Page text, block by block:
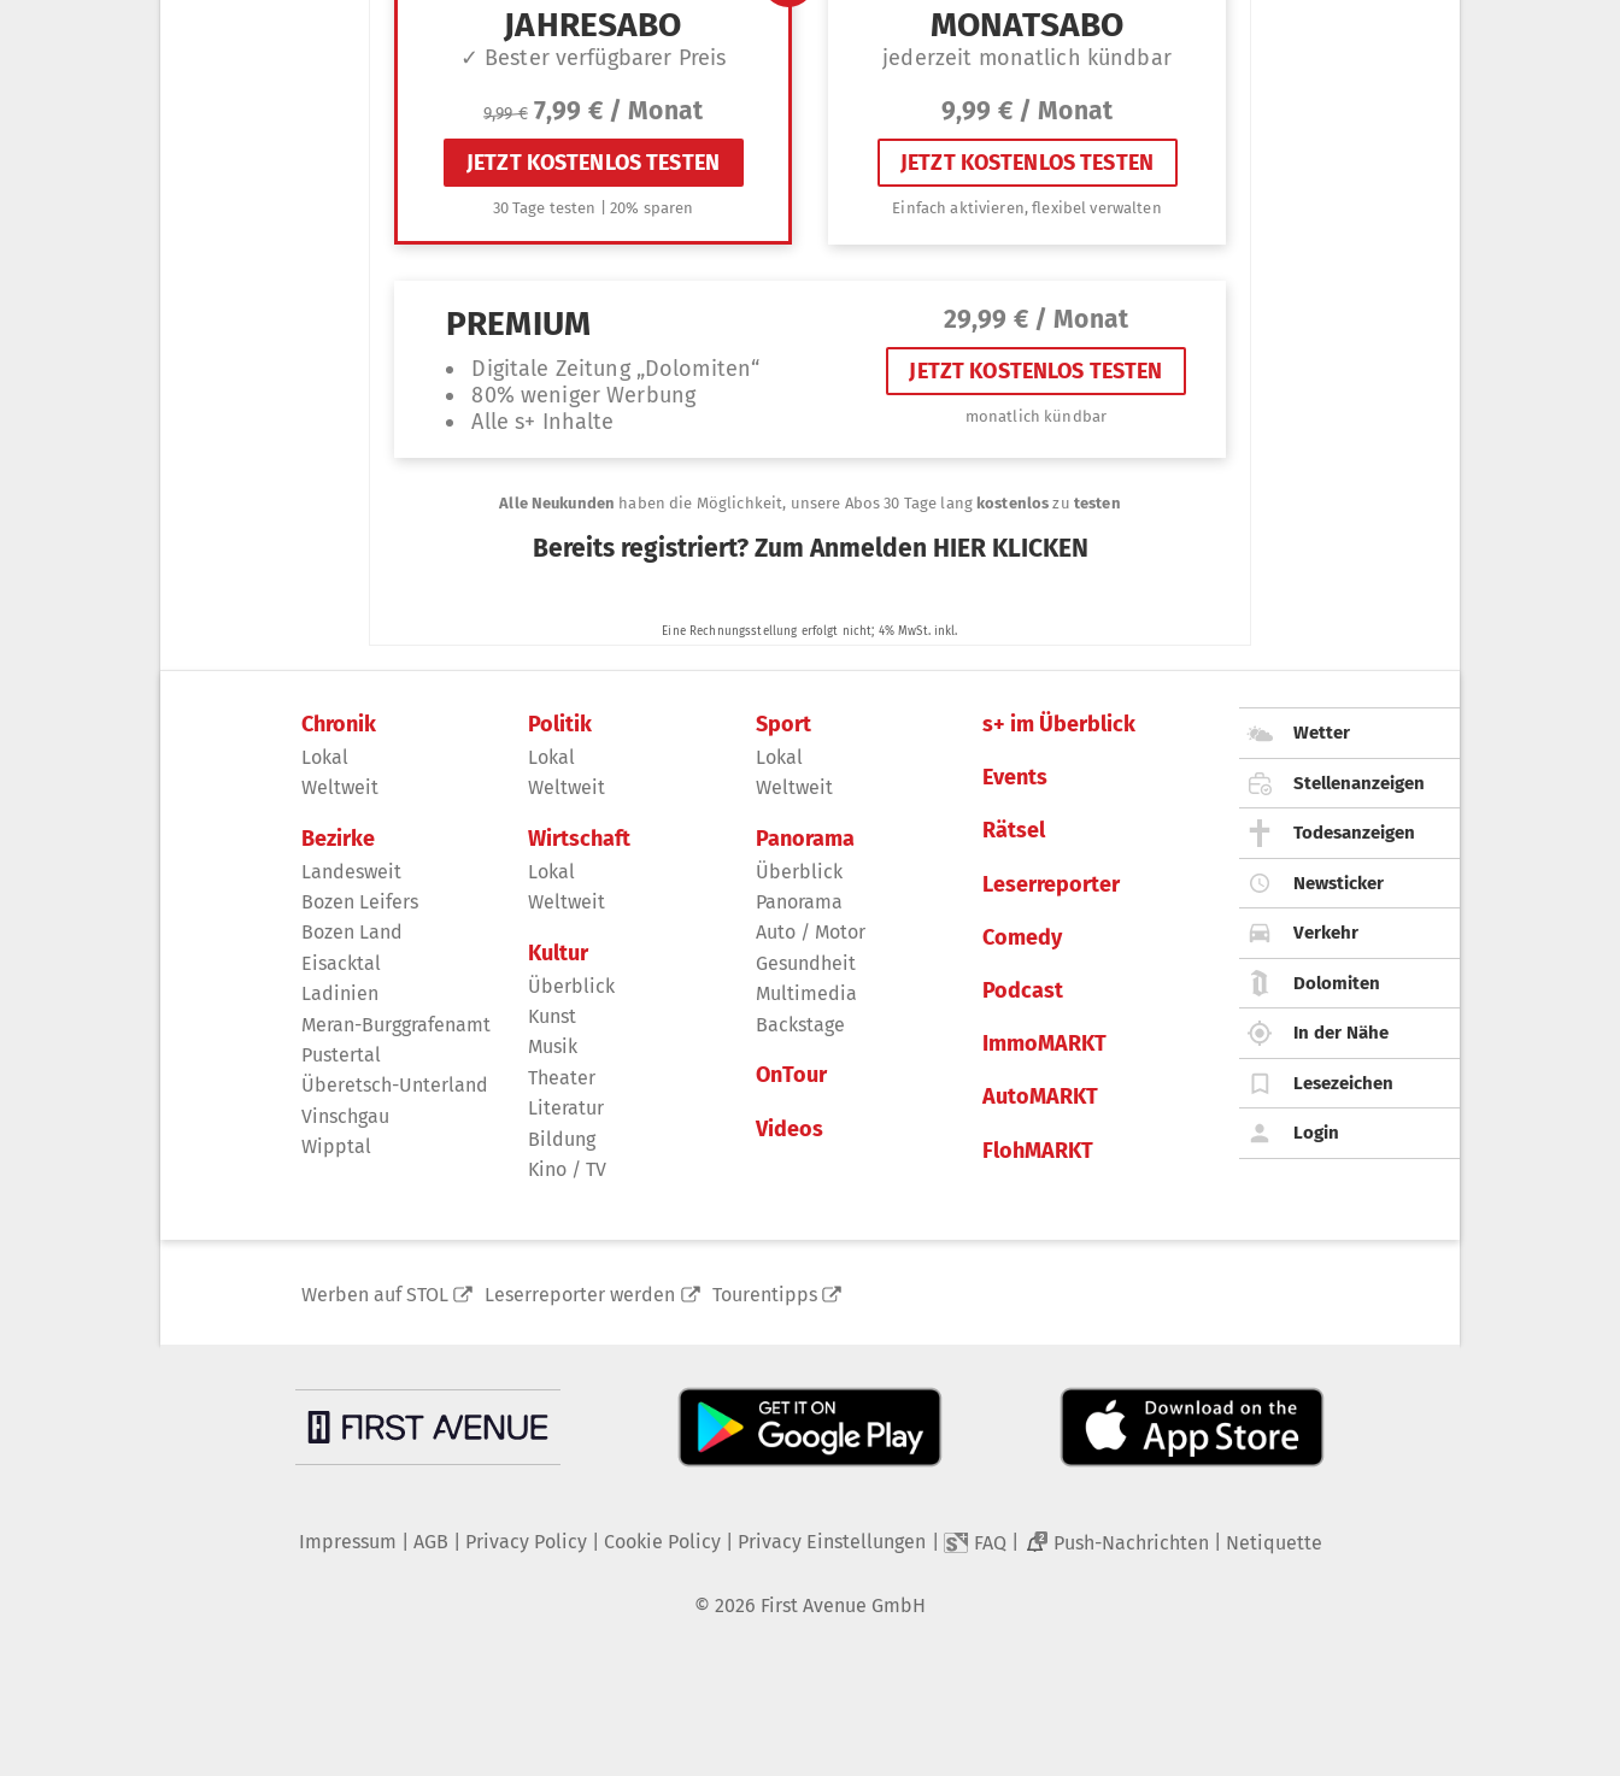
Chronik
Lokal
Weltweit
Bezirke
Landesweit
Bozen Leifers
Bozen Land
Eisacktal
Ladinien
Meran-Burggrafenamt
Pustertal
Überetsch-Unterland
Vinschgau
Wipptal
Politik
Lokal
Weltweit
Wirtschaft
Lokal
Weltweit
Kultur
Überblick
Kunst
Musik
Theater
Literatur
Bildung
Kino / TV
Sport
Lokal
Weltweit
Panorama
Überblick
Panorama
Auto / Motor
Gesundheit
Multimedia
Backstage
OnTour
Videos
s+ im Überblick
Events
Rätsel
Leserreporter
Comedy
Podcast
ImmoMARKT
AutoMARKT
FlohMARKT
Wetter
Stellenanzeigen
Todesanzeigen
Newsticker
Verkehr
Dolomiten
In der Nähe
Lesezeichen
Login
Werben auf STOL Leserreporter werden Tourentipps
Impressum AGB Privacy Policy| Cookie Policy| Privacy Einstellungen FAQ 2 Push-Nachrichten Netiquette
© 2026 First Avenue GmbH